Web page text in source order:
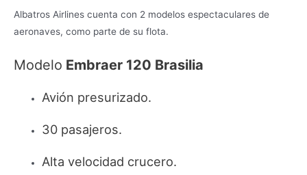
Albatros Airlines cuenta con 2 modelos espectaculares de
aeronaves, como parte de su flota.
Modelo Embraer 120 Brasilia
Avión presurizado.
30 pasajeros.
Alta velocidad crucero.